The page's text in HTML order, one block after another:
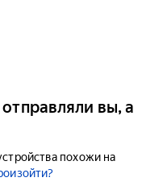
вы, а
похожи на